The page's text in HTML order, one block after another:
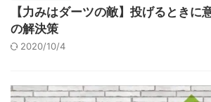
【力みはダーツの敵】投げるときに
の解決策
2020/10/4